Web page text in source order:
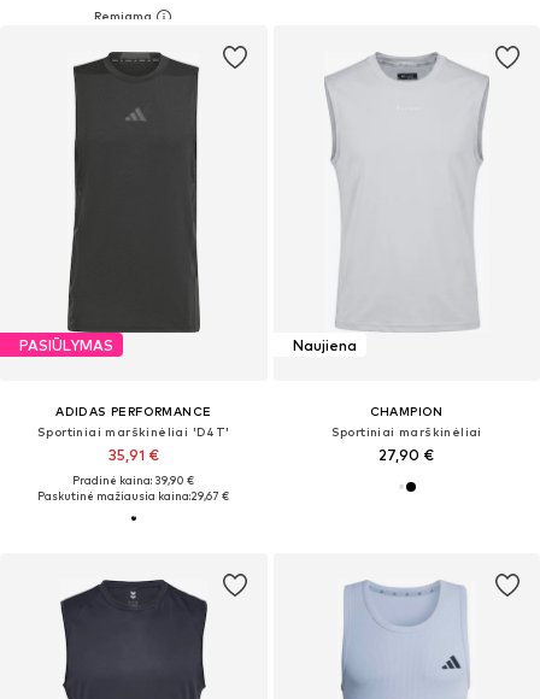
PASIŪLYMAS
ADIDAS PERFORMANCE
Sportiniai marškinėliai 'D4T'
35,91 €
Pradinė kaina: 39,90 €
Paskutinė mažiausia kaina:29,67 €
Naujiena
CHAMPION
Sportiniai marškinėliai
27,90 €